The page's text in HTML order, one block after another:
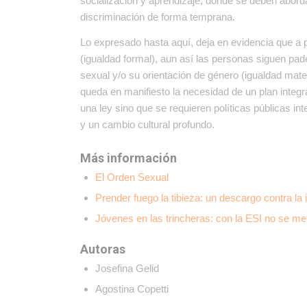
discriminación de forma temprana.
Lo expresado hasta aquí, deja en evidencia que
(igualdad formal), aun así las personas siguen
sexual y/o su orientación de género (igualdad
queda en manifiesto la necesidad de un plan
una ley sino que se requieren políticas públicas
y un cambio cultural profundo.
Más información
El Orden Sexual
Prender fuego la tibieza: un descargo contra la
Jóvenes en las trincheras: con la ESI no se
Autoras
Josefina Gelid
Agostina Copetti